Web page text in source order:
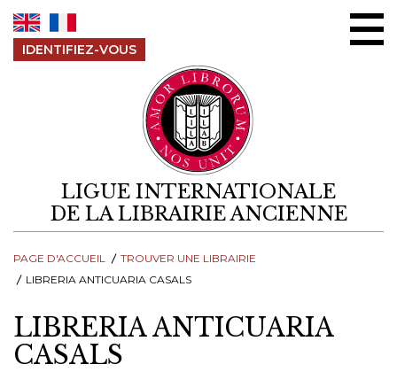
IDENTIFIEZ-VOUS
LIGUE INTERNATIONALE
DE LA LIBRAIRIE ANCIENNE
PAGE D'ACCUEIL
TROUVER UNE LIBRAIRIE
LIBRERIA ANTICUARIA CASALS
LIBRERIA ANTICUARIA
CASALS